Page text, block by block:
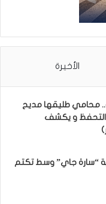
الأخيرة
محامي طليقها مديح
التحفظ و يكشف
“سارة جاي” وسط تكتم